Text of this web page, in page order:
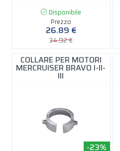
Disponibile
Prezzo
26.89 €
34.92 €
COLLARE PER MOTORI
MERCRUISER BRAVO I-II-
III
-23%